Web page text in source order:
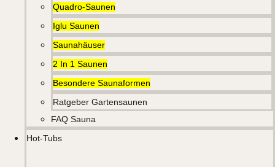
Quadro-Saunen
Iglu Saunen
Saunahäuser
2 In 1 Saunen
Besondere Saunaformen
Ratgeber Gartensaunen
FAQ Sauna
Hot-Tubs